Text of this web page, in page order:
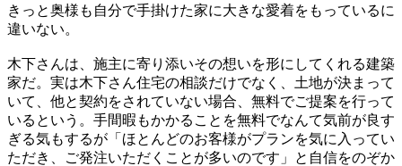
きっと奥様も自分で手掛けた家に大きな愛着をもっているに
違いない。
木下さんは、施主に寄り添いその想いを形にしてくれる建築
家だ。実は木下さん住宅の相談だけでなく、土地が決まって
いて、他と契約をされていない場合、無料でご提案を行って
いるという。手間暇もかかることを無料でなんて気前が良す
ぎる気もするが「ほとんどのお客様がプランを気に入ってい
ただき、ご発注いただくことが多いのです」と自信をのぞか